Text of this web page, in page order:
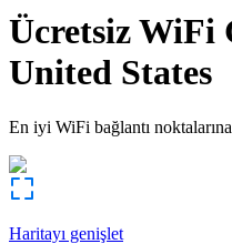
Ücretsiz WiFi
United States
En iyi WiFi bağlantı
Haritayı genişlet